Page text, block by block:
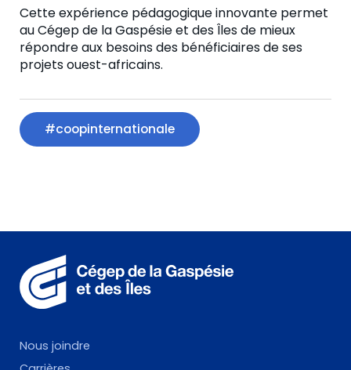
Cette expérience pédagogique innovante permet
au Cégep de la Gaspésie et des Îles de mieux
répondre aux besoins des bénéficiaires de ses
projets ouest-africains.
#coopinternationale
Nous joindre